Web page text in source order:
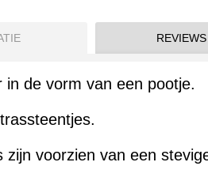
REVIEWS
in de vorm van een pootje.
zijn voorzien van een